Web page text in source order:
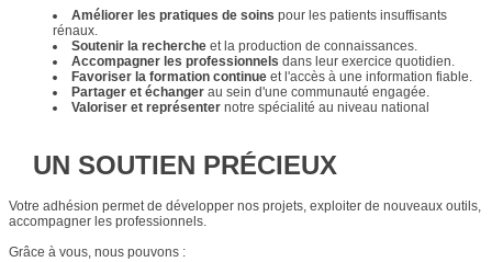
Améliorer les pratiques de soins pour les patients insuffisants
rénaux.
Soutenir la recherche et la production de connaissances.
Accompagner les professionnels dans leur exercice quotidien.
Favoriser la formation continue et l'accès à une information fiable.
Partager et échanger au sein d'une communauté engagée.
Valoriser et représenter notre spécialité au niveau national
UN SOUTIEN PRÉCIEUX
Votre adhésion permet de développer nos projets, exploiter de nouveaux outils,
accompagner les professionnels.
Grâce à vous, nous pouvons :